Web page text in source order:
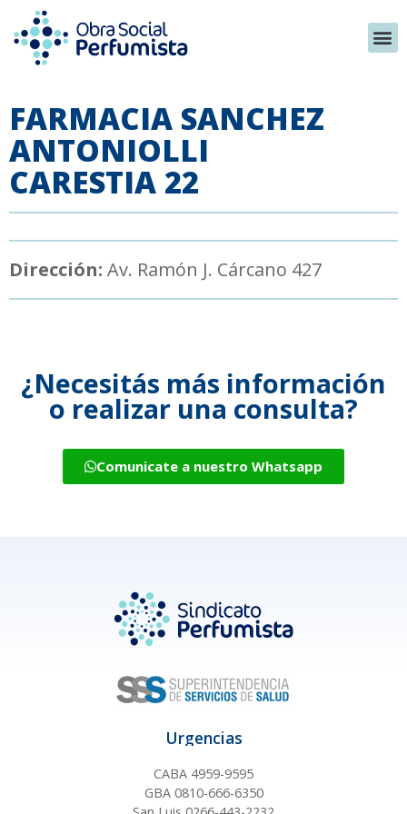
FARMACIA SANCHEZ
ANTONIOLLI
CARESTIA 22
Dirección: Av. Ramón J. Cárcano 427
¿Necesitás más información
o realizar una consulta?
Comunicate a nuestro Whatsapp
Urgencias
CABA 4959-9595
GBA 0810-666-6350